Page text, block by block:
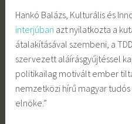
Hankó Balázs, Kulturális és
interjúban azt nyilatkozta a
átalakításával szembeni, a
szervezett aláírásgyűjtéssel
politikailag motivált ember
nemzetközi hírű magyar
elnöke.”